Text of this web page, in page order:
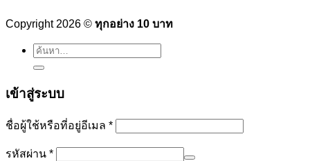
Copyright 2026 © ทุกอย่าง 10 บาท
ค้นหา:
เข้าสู่ระบบ
ชื่อผู้ใช้หรือที่อยู่อีเมล *ต้องการ
รหัสผ่าน *ต้องการ